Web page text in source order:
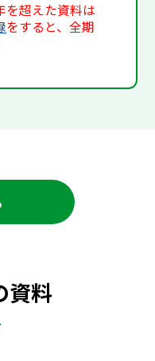
を超えた資料は
をすると、全期
資料